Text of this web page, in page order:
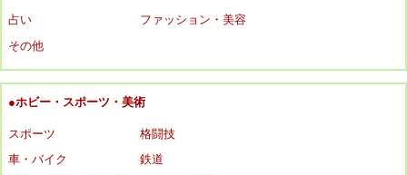
占い
ファッション・美容
その他
●ホビー・スポーツ・美術
スポーツ
格闘技
車・バイク
鉄道